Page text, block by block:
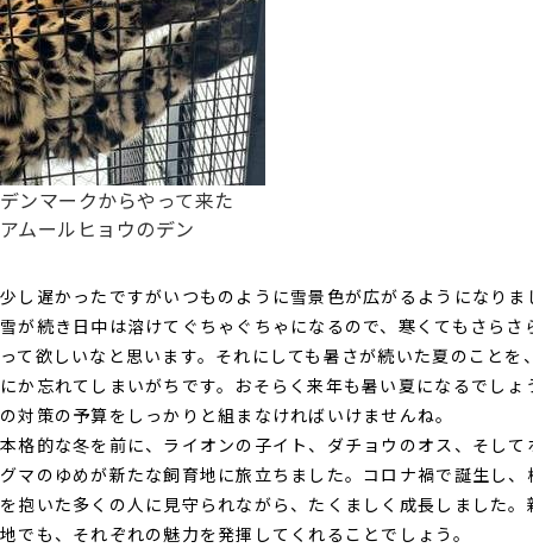
デンマークからやって来た
アムールヒョウのデン
少し遅かったですがいつものように雪景色が広がるようになりま
雪が続き日中は溶けてぐちゃぐちゃになるので、寒くてもさらさ
って欲しいなと思います。それにしても暑さが続いた夏のことを
にか忘れてしまいがちです。おそらく来年も暑い夏になるでしょ
の対策の予算をしっかりと組まなければいけませんね。
本格的な冬を前に、ライオンの子イト、ダチョウのオス、そして
グマのゆめが新たな飼育地に旅立ちました。コロナ禍で誕生し、
を抱いた多くの人に見守られながら、たくましく成長しました。
地でも、それぞれの魅力を発揮してくれることでしょう。